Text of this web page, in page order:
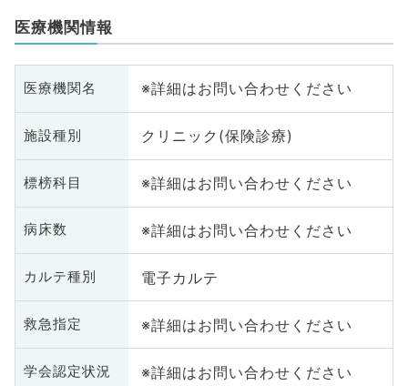
医療機関情報
医療機関名 ※詳細はお問い合わせください
施設種別 クリニック(保険診療)
標榜科目 ※詳細はお問い合わせください
病床数 ※詳細はお問い合わせください
カルテ種別 電子カルテ
救急指定 ※詳細はお問い合わせください
学会認定状況 ※詳細はお問い合わせください